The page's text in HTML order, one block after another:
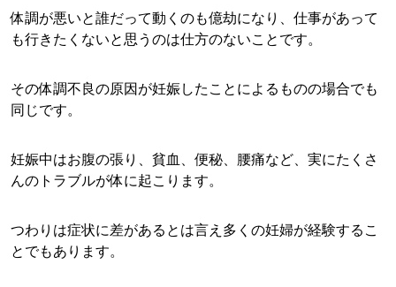
体調が悪いと誰だって動くのも億劫になり、仕事があって
も行きたくないと思うのは仕方のないことです。
その体調不良の原因が妊娠したことによるものの場合でも
同じです。
妊娠中はお腹の張り、貧血、便秘、腰痛など、実にたくさ
んのトラブルが体に起こります。
つわりは症状に差があるとは言え多くの妊婦が経験するこ
とでもあります。